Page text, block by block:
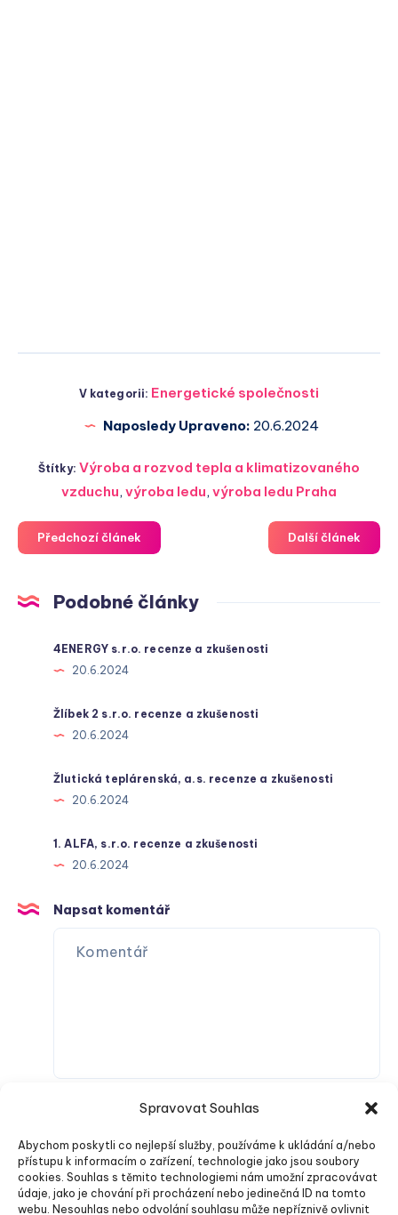
Spravovat Souhlas
Abychom poskytli co nejlepší služby, používáme k ukládání a/nebo
přístupu k informacím o zařízení, technologie jako jsou soubory
cookies. Souhlas s těmito technologiemi nám umožní zpracovávat
údaje, jako je chování při procházení nebo jedinečná ID na tomto
webu. Nesouhlas nebo odvolání souhlasu může nepříznivě ovlivnit
V kategorii: Energetické společnosti
Naposledy Upraveno: 20.6.2024
Štítky:Výroba a rozvod tepla a klimatizovaného
vzduchu, výroba ledu, výroba ledu Praha
Předchozí článek Další článek
Podobné články
4ENERGY s.r.o. recenze a zkušenosti
20.6.2024
Žlíbek 2 s.r.o. recenze a zkušenosti
20.6.2024
Žlutická teplárenská, a.s. recenze a zkušenosti
20.6.2024
1. ALFA, s.r.o. recenze a zkušenosti
20.6.2024
Napsat komentář